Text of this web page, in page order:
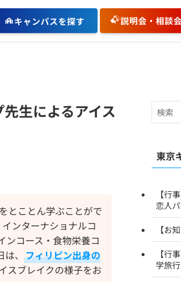
キャンパスを探す 説明会・相談会
生によるアイス
とことん学ぶことがで
ンターナショナルコ
ンコース・食物栄養コ
、 フィリピン出身の
スブレイクの様子をお
東京
【行
恋人
【お
【行
学旅